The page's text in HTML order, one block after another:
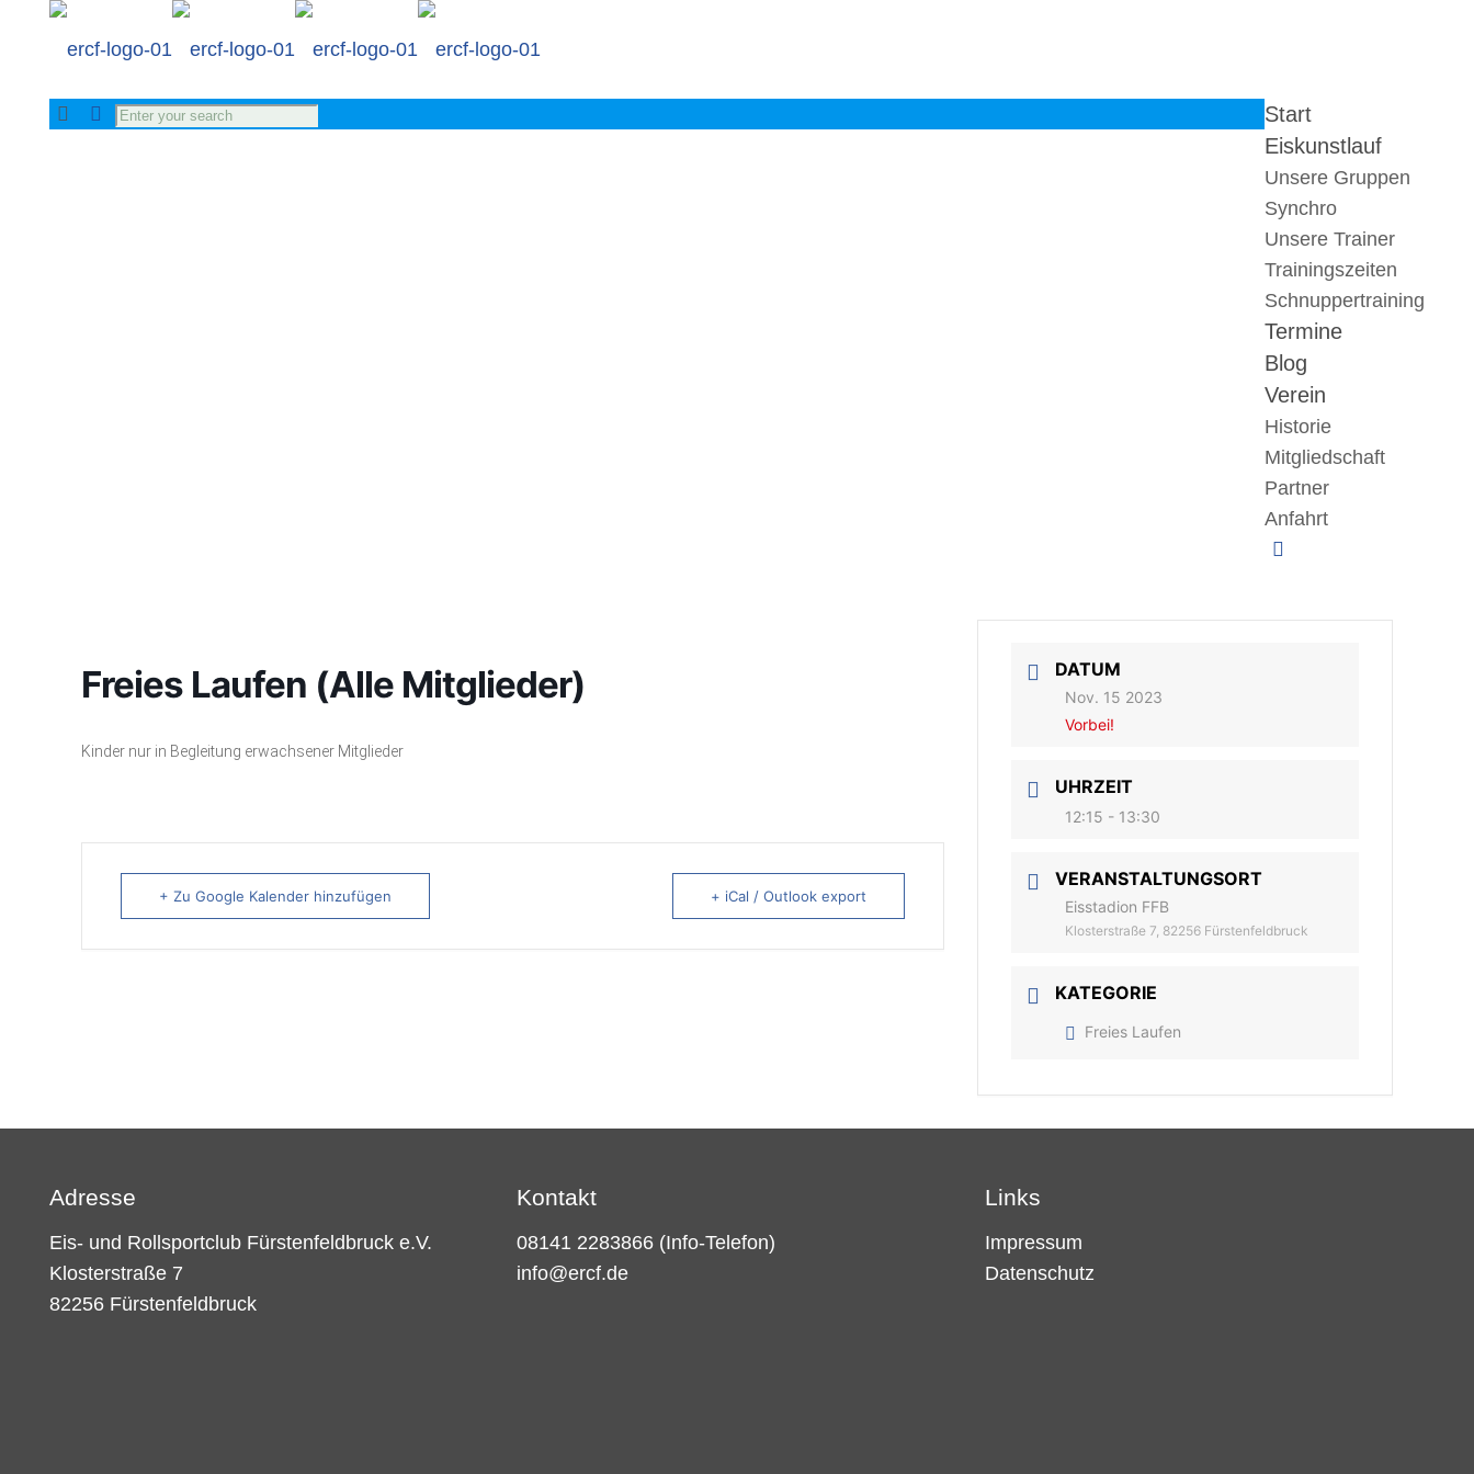
Start
Eiskunstlauf
Unsere Gruppen
Synchro
Unsere Trainer
Trainingszeiten
Schnuppertraining
Termine
Blog
Verein
Historie
Mitgliedschaft
Partner
Anfahrt
Freies Laufen (Alle Mitglieder)
Kinder nur in Begleitung erwachsener Mitglieder
+ Zu Google Kalender hinzufügen + iCal / Outlook export
DATUM
Nov. 15 2023
Vorbei!
UHRZEIT
12:15 - 13:30
VERANSTALTUNGSORT
Eisstadion FFB
Klosterstraße 7, 82256 Fürstenfeldbruck
KATEGORIE
Freies Laufen
Adresse
Eis- und Rollsportclub Fürstenfeldbruck e.V.
Klosterstraße 7
82256 Fürstenfeldbruck
Kontakt
08141 2283866 (Info-Telefon)
info@ercf.de
Links
Impressum
Datenschutz